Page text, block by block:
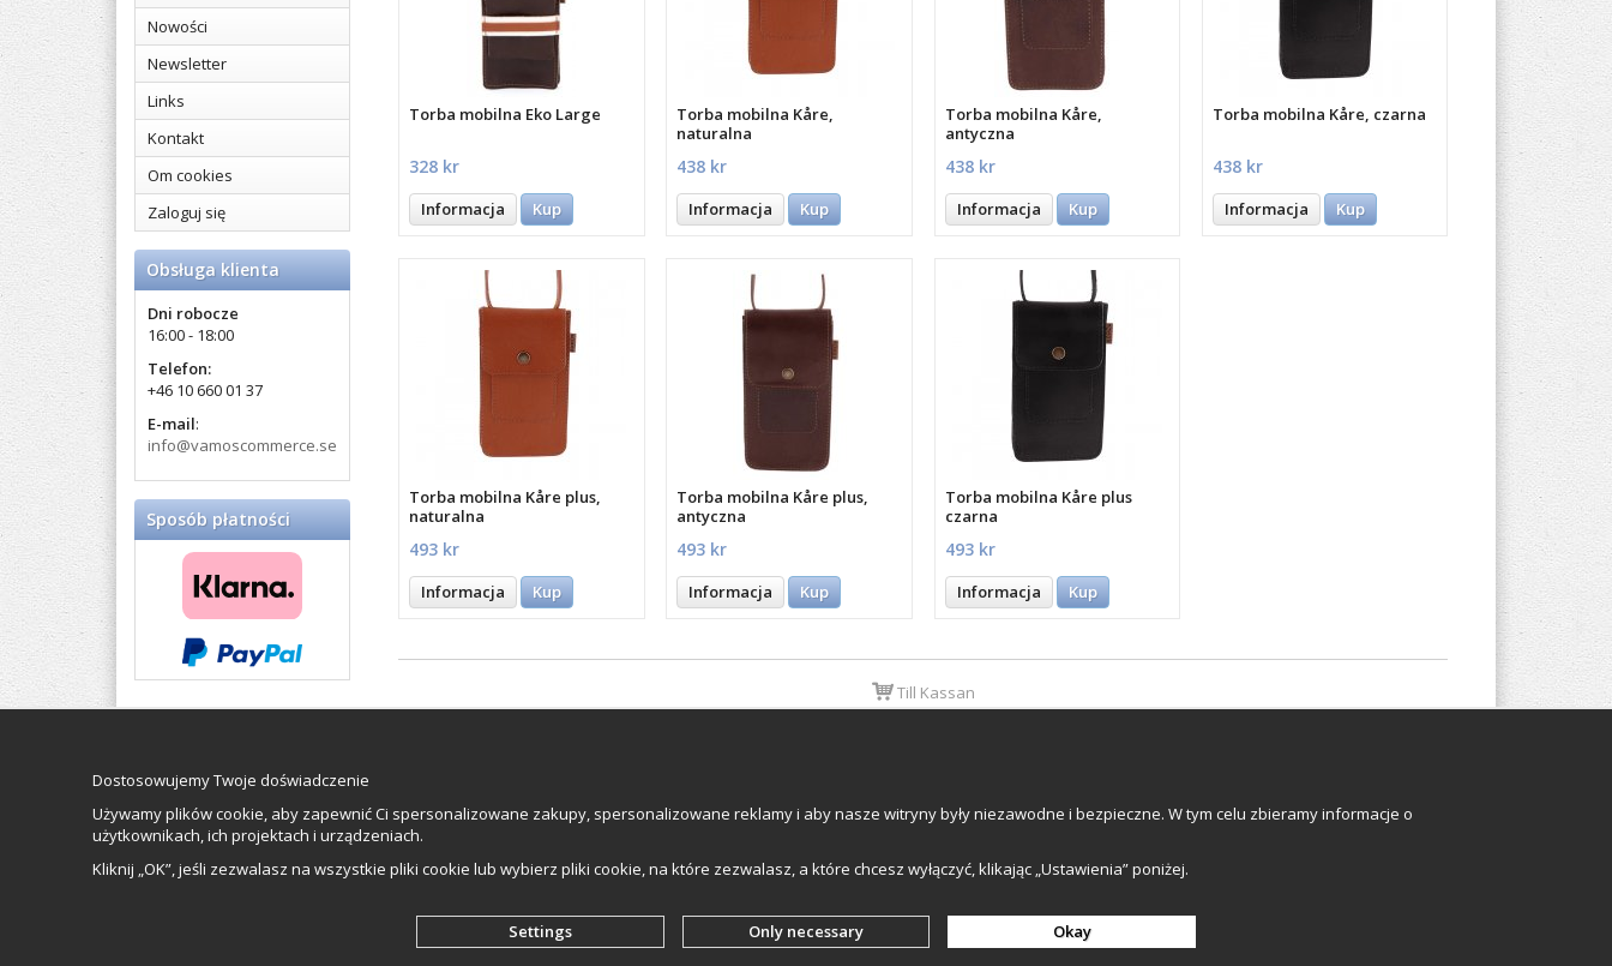
Nowości
Newsletter
Links
Kontakt
Om cookies
Zaloguj się
Obsługa klienta
Dni robocze
16:00 - 18:00
Telefon:
+46 10 660 01 37
E-mail:
info@vamoscommerce.se
Sposób płatności
Torba mobilna Eko Large
328 kr
Informacja Kup
Torba mobilna Kåre,
naturalna
438 kr
Informacja Kup
Torba mobilna Kåre,
antyczna
438 kr
Informacja Kup
Torba mobilna Kåre, czarna
438 kr
Informacja Kup
Torba mobilna Kåre plus,
naturalna
493 kr
Informacja Kup
Torba mobilna Kåre plus,
antyczna
493 kr
Informacja Kup
Torba mobilna Kåre plus
czarna
493 kr
Informacja Kup
Till Kassan
Northern European online
Orkestervägen 1, 224 72 Lund, Szwecja
Organisationsnummer: 559502-0453
Wyprodukowany przezWikinggruppen
Dostosowujemy Twoje doświadczenie
Używamy plików cookie, aby zapewnić Ci spersonalizowane zakupy, spersonalizowane reklamy i aby nasze witryny były niezawodne i bezpieczne. W tym celu zbieramy informacje o
użytkownikach, ich projektach i urządzeniach.
Kliknij „OK”, jeśli zezwalasz na wszystkie pliki cookie lub wybierz pliki cookie, na które zezwalasz, a które chcesz wyłączyć, klikając „Ustawienia” poniżej.
Settings Only necessary Okay